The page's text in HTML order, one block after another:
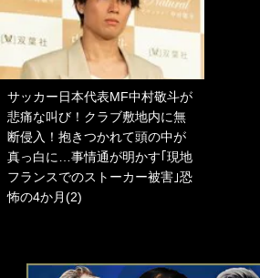
サッカー日本代表MF中村敬斗が
悲痛な叫び！クラブ敷地内に無
断侵入！抱きつかれて頭の中が
真っ白に…事情通が明かす｢現地
フランスでのストーカー被害｣恐
怖の4か月(2)